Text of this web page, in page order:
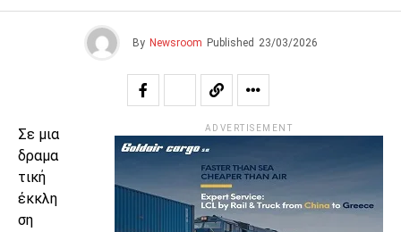
By Newsroom Published 23/03/2026
Σε μια
δραμα
τική
έκκλη
ση
ADVERTISEMENT